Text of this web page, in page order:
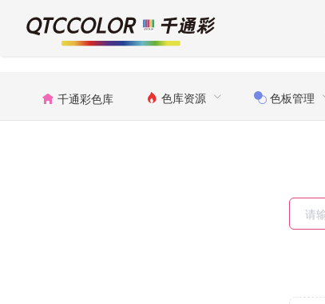
千通彩色库 色库资源 色板管理